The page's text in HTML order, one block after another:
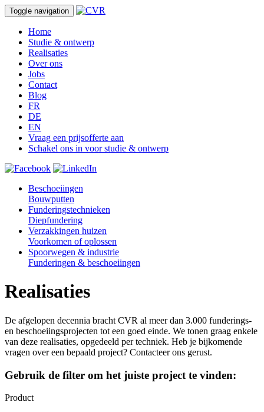
Toggle navigation
Home
Studie & ontwerp
Realisaties
Over ons
Jobs
Contact
Blog
FR
DE
EN
Vraag een prijsofferte aan
Schakel ons in voor studie & ontwerp
Beschoeiingen
Bouwputten
Funderingstechnieken
Diepfundering
Verzakkingen huizen
Voorkomen of oplossen
Spoorwegen & industrie
Funderingen & beschoeiingen
Realisaties
De afgelopen decennia bracht CVR al meer dan 3.000 funderings-
en beschoeiingsprojecten tot een goed einde. We tonen graag enkele
van deze realisaties, opgedeeld per techniek. Heb je bijkomende
vragen over een bepaald project? Contacteer ons gerust.
Gebruik de filter om het juiste project te vinden:
Product